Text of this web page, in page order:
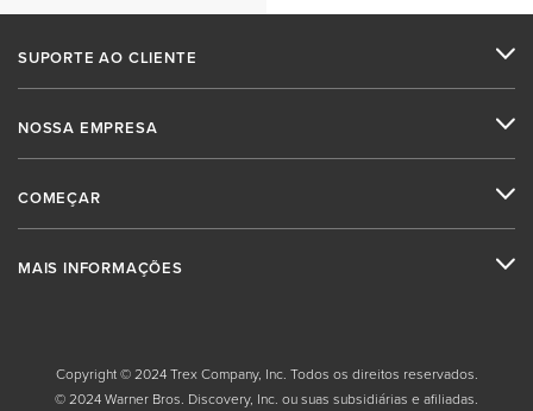
SUPORTE AO CLIENTE
NOSSA EMPRESA
COMEÇAR
MAIS INFORMAÇÕES
Copyright © 2024 Trex Company, Inc. Todos os direitos reservados.
© 2024 Warner Bros. Discovery, Inc. ou suas subsidiárias e afiliadas.